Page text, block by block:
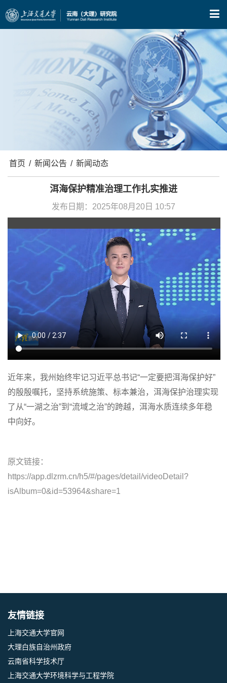
X
首页 / 新闻公告 / 新闻动态
洱海保护精准治理工作扎实推进
发布日期：2025年08月20日 10:57
近年来，我州始终牢记习近平总书记“一定要把洱海保护好”
的殷殷嘱托，坚持系统施策、标本兼治，洱海保护治理实现
了从“一湖之治”到“流域之治”的跨越，洱海水质连续多年稳
中向好。
原文链接：
https://app.dlzrm.cn/h5/#/pages/detail/videoDetail?
isAlbum=0&id=53964&share=1
友情链接
上海交通大学官网
大理白族自治州政府
云南省科学技术厅
上海交通大学环境科学与工程学院